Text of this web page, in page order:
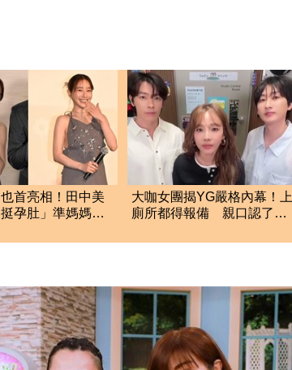
首亮相！田中美
孕肚」準媽媽被
大咖女團揭YG嚴格內幕！上
廁所都得報備 親口認了：